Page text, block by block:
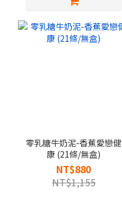
零乳糖牛奶泥-香蕉愛戀健
康 (21條/無盒)
NT$880
NT$1,155